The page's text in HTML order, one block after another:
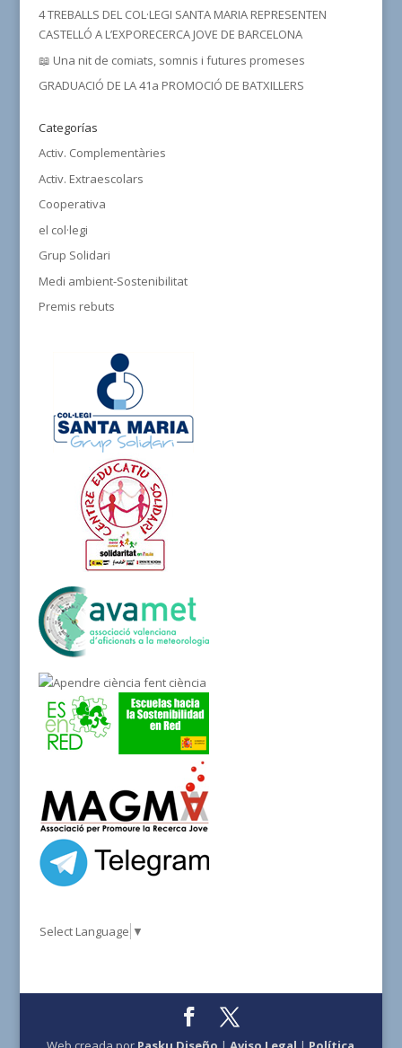
4 TREBALLS DEL COL·LEGI SANTA MARIA REPRESENTEN
CASTELLÓ A L’EXPORECERCA JOVE DE BARCELONA
📖 Una nit de comiats, somnis i futures promeses
GRADUACIÓ DE LA 41a PROMOCIÓ DE BATXILLERS
Categorías
Activ. Complementàries
Activ. Extraescolars
Cooperativa
el col·legi
Grup Solidari
Medi ambient-Sostenibilitat
Premis rebuts
Select Language ▼